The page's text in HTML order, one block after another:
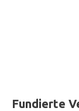
Fundierte